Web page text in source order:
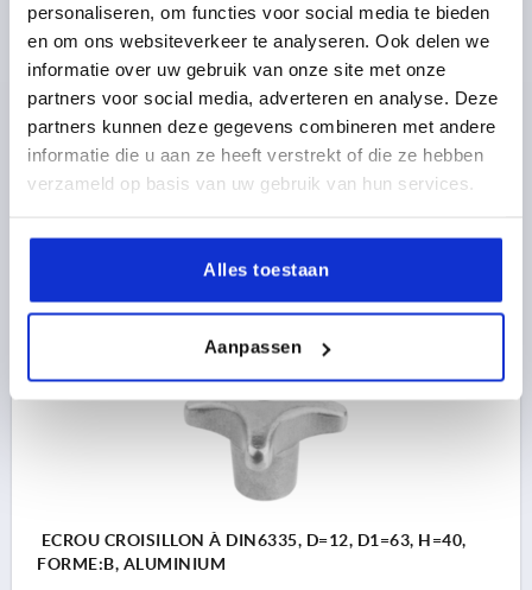
personaliseren, om functies voor social media te bieden
en om ons websiteverkeer te analyseren. Ook delen we
informatie over uw gebruik van onze site met onze
partners voor social media, adverteren en analyse. Deze
partners kunnen deze gegevens combineren met andere
informatie die u aan ze heeft verstrekt of die ze hebben
verzameld op basis van uw gebruik van hun services.
Alles toestaan
Aanpassen
ECROU CROISILLON À DIN6335, D=10, D1=50, H=32,
FORME:B, ALUMINIUM
DIAMÈTRE EXTÉRIEUR=50
D2=18
Référence: K0145.205010
5,06 €
ECROU CROISILLON À DIN6335, D=12, D1=63, H=40,
FORME:B, ALUMINIUM